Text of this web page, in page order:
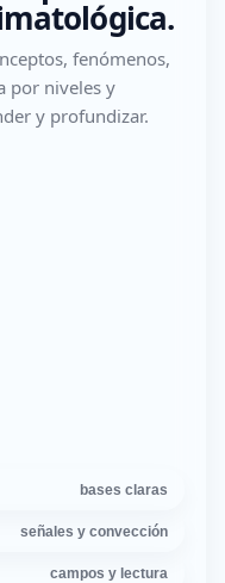
fenómenos,
por niveles y
y profundizar.
bases claras
señales y convección
campos y lectura